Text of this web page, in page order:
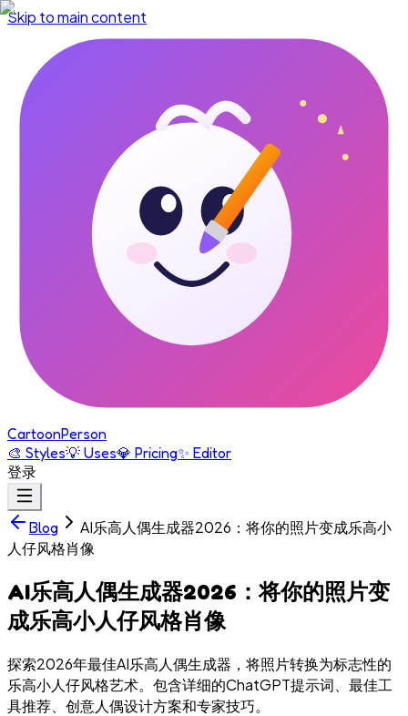
Skip to main content
CartoonPerson
🎨 Styles💡 Uses💎 Pricing✨ Editor
登录
Blog
AI乐高人偶生成器2026：将你的照片变成乐高小
人仔风格肖像
AI乐高人偶生成器2026：将你的照片变
成乐高小人仔风格肖像
探索2026年最佳AI乐高人偶生成器，将照片转换为标志性的
乐高小人仔风格艺术。包含详细的ChatGPT提示词、最佳工
具推荐、创意人偶设计方案和专家技巧。